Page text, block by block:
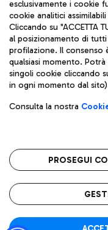
Gelateria
Wine Bar & Sparkling
Autobus
Scopri le linee di
Leonardo Da Vinci.
Raggiungi l’aeroporto
Ristoranti
Scopri la nostra offerta
Mappa Aeroporto
Aeroporti di Roma
coordinamento di
Codice fiscale e Registro
IVA 06572251004
Capitale sociale
Sede legale: Via Pier
telefono +39 06 65951
Privacy policy
esclusivamente i cookie
cookie analitici
Cliccando su "ACCETTA
al posizionamento di
profilazione. Il consenso
qualsiasi momento.
singoli cookie cliccando
in ogni momento dal
Consulta la nostra
PROSEGUI